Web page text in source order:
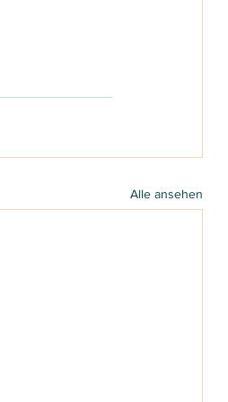
Alle ansehen